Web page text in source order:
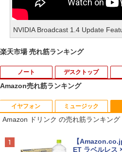
NVIDIA Broadcast 1.4 Update
楽天市場 売れ筋ランキング
ノート
1
【★最大
り!】富士通
ore i3/メモ
晶/USB 3.0/
パソコン ノ
デスクトップ
1
富士通
17インチ ス
ックライト
非光沢 ノン
プレイ 【中
1
ちいかわ な
（1） （ワイ
￥1,100
Amazon売れ筋ランキング
イヤフォン
Anker
ミュージック
BRUCE
[Explicit]
Amazon ドリンク の売れ筋ランキング
【
ET ラベルレス